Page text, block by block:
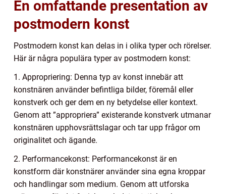
En omfattande presentation av
postmodern konst
Postmodern konst kan delas in i olika typer och rörelser.
Här är några populära typer av postmodern konst:
1. Appropriering: Denna typ av konst innebär att
konstnären använder befintliga bilder, föremål eller
konstverk och ger dem en ny betydelse eller kontext.
Genom att ”appropriera” existerande konstverk utmanar
konstnären upphovsrättslagar och tar upp frågor om
originalitet och ägande.
2. Performancekonst: Performancekonst är en
konstform där konstnärer använder sina egna kroppar
och handlingar som medium. Genom att utforska